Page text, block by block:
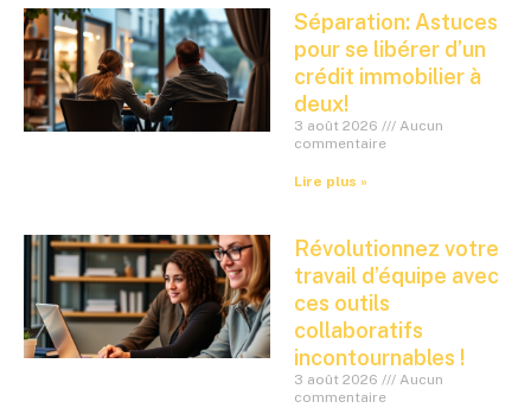
Séparation: Astuces
pour se libérer d’un
crédit immobilier à
deux!
3 août 2026
Aucun
commentaire
Lire plus »
Révolutionnez votre
travail d’équipe avec
ces outils
collaboratifs
incontournables !
3 août 2026
Aucun
commentaire